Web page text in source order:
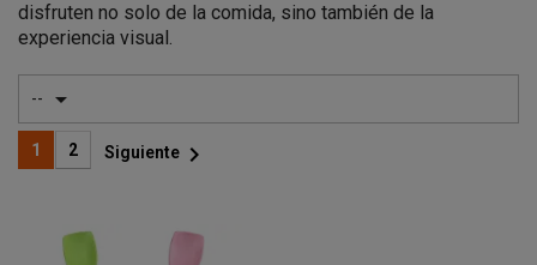
disfruten no solo de la comida, sino también de la
experiencia visual.
-- 
1 2 Siguiente 